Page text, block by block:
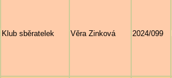
Klub sběratelek Věra Zinková 2024/099